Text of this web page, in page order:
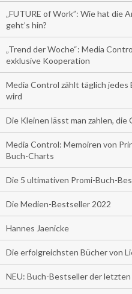
„FUTURE of Work”: Wie hat die
geht’s hin?
„Trend der Woche“: Media
exklusive Kooperation
Media Control zählt täglich jedes
wird
Die Kleinen lässt man zahlen, die
Media Control: Memoiren von
Buch-Charts
Die 5 ultimativen Promi-Buch-
Die Medien-Bestseller 2022
Hannes Jaenicke
Die erfolgreichsten Bücher von
NEU: Buch-Bestseller der